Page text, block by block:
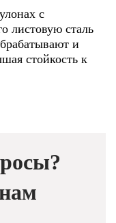
с
листовую сталь
и
стойкость к